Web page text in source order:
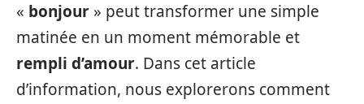
« bonjour » peut transformer une simple
matinée en un moment mémorable et
rempli d’amour. Dans cet article
d’information, nous explorerons comment